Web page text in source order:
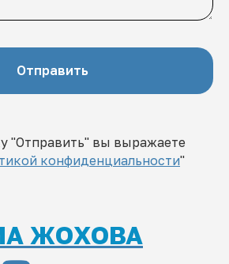
Отправить
"Отправить" вы выражаете
конфиденциальности"
ЖОХОВА